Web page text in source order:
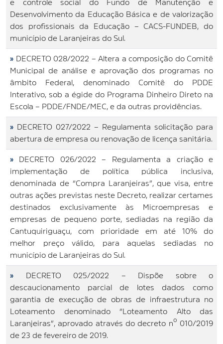
e controle social do Fundo de Manutenção e
Desenvolvimento da Educação Básica e de valorização
dos profissionais da Educação – CACS-FUNDEB, do
município de Laranjeiras do Sul.
» DECRETO 028/2022 – Altera a composição do Comitê
Municipal de análise e aprovação dos programas no
âmbito Federal, denominado Comitê do PDDE
Interativo, sob a égide do Programa Dinheiro Direto na
Escola – PDDE/FNDE/MEC, e da outras providências.
» DECRETO 027/2022 – Regulamenta solicitação para
abertura de empresa ou renovação de licença sanitária.
» DECRETO 026/2022 – Regulamenta a criação e
implementação de política pública inclusiva,
denominada de “Compra Laranjeiras”, que visa, entre
outras ações previstas neste Decreto, realizar certames
destinados exclusivamente às Microempresas e
empresas de pequeno porte, sediadas na região da
Cantuquiriguaçu, com prioridade em até 10% do
melhor preço válido, para aquelas sediadas no
município de Laranjeiras do Sul.
»
DECRETO 025/2022 – Dispõe sobre o
descaucionamento parcial de lotes dados como
garantia de execução de obras de infraestrutura no
Loteamento denominado “Loteamento Alto das
Laranjeiras”, aprovado através do decreto nº 010/2019
de 23 de fevereiro de 2019.